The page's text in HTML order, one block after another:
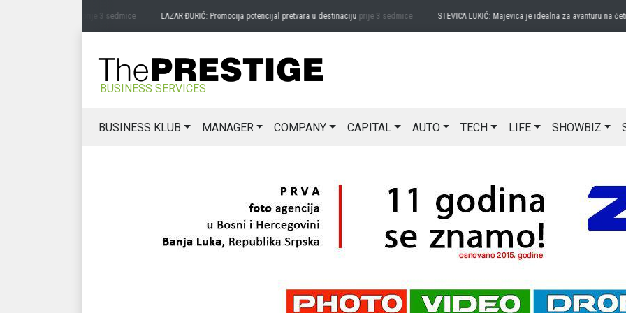
prije 3 sedmice LAZAR ĐURIĆ: Promocija potencijal pretvara u destinacijuprije 3 sedmice STEVICA LUKIĆ: Majevica je idealna za avanturu na četiri
BUSINESS SERVICES
BUSINESS KLUB MANAGER COMPANY CAPITAL AUTO TECH LIFE SHOWBIZ